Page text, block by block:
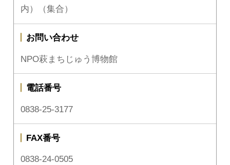
内）（集合）
お問い合わせ
NPO萩まちじゅう博物館
電話番号
0838-25-3177
FAX番号
0838-24-0505